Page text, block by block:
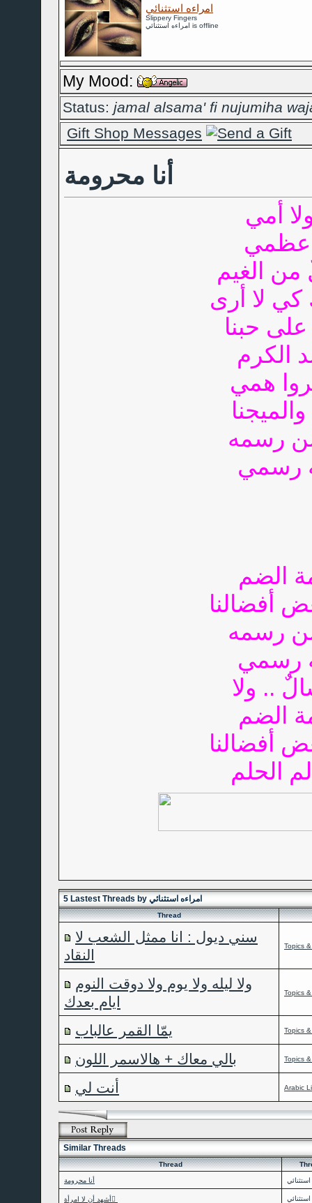
امراءه استثنائي
Slippery Fingers
امراءه استثنائي is offline
My Mood:
Status: jamal alsama' fi nujumiha
Gift Shop Messages
أنا محرومة
أمي
عظمي
الغيم
كي لا أرى
حبنا
الكرم
همي
من رسمه
الضم
أفضالنا
من رسمه
.. ولا
الضم
أفضالنا
5 Lastest Threads by امراءه استثنائي
Thread
سني ديول : انا ممثل الشعب لا
النقاد
Topics
ولا ليله ولا يوم ولا دوقت النوم
ايام بعدك
Topics
يمّا القمر عالباب Topics
بالي معاك + هالاسمر اللون Topics
أنت لي Arabic
Similar Threads
Thread
أنا محرومة
أشهد أن لا امرأة ً